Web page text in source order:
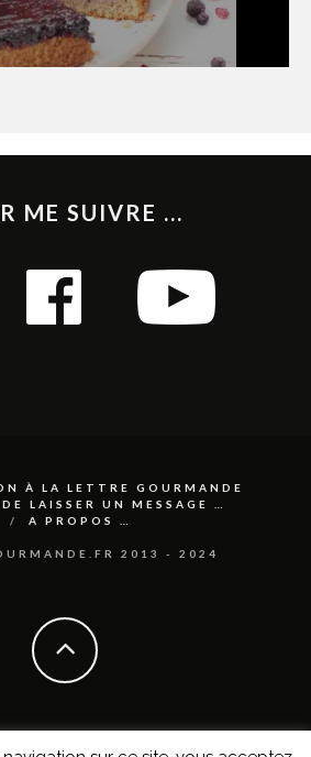
ME SUIVRE ...
À LA LETTRE GOURMANDE
LAISSER UN MESSAGE …
A PROPOS …
2013 - 2024